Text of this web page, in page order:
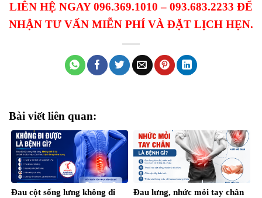
LIÊN HỆ NGAY 096.369.1010 – 093.683.2233 ĐỂ
NHẬN TƯ VẤN MIỄN PHÍ VÀ ĐẶT LỊCH HẸN.
Bài viết liên quan:
Đau cột sống lưng không đi
Đau lưng, nhức mỏi tay chân